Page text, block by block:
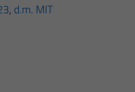
, d.m. MIT